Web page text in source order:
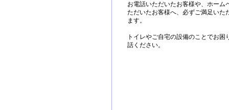
お電話いただいたお客様や、ホーム
ただいたお客様へ、必ずご満足いた
ます。
トイレやご自宅の設備のことでお
話ください。